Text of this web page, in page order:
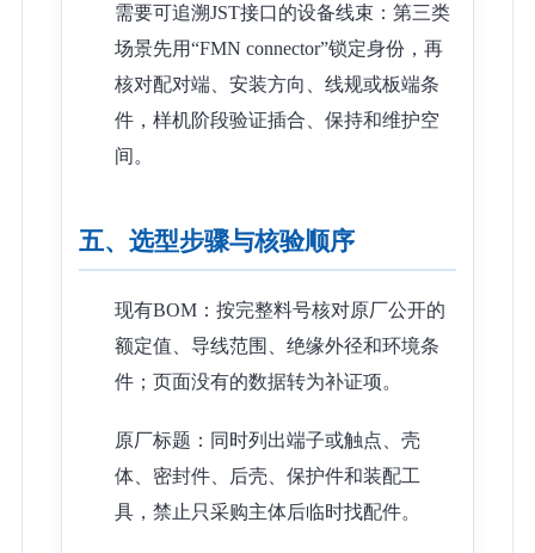
需要可追溯JST接口的设备线束：第三类
场景先用“FMN connector”锁定身份，再
核对配对端、安装方向、线规或板端条
件，样机阶段验证插合、保持和维护空
间。
五、选型步骤与核验顺序
现有BOM：按完整料号核对原厂公开的
额定值、导线范围、绝缘外径和环境条
件；页面没有的数据转为补证项。
原厂标题：同时列出端子或触点、壳
体、密封件、后壳、保护件和装配工
具，禁止只采购主体后临时找配件。